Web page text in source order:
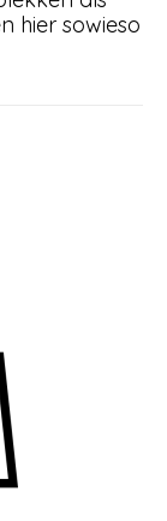
hier sowieso